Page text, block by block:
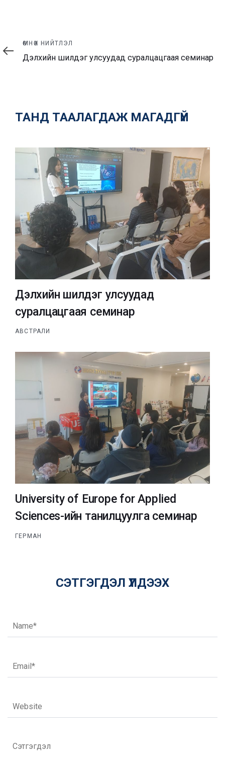
Өмнөх
нийтлэл
ӨМНӨХ НИЙТЛЭЛ
Дэлхийн шилдэг улсуудад суралцацгаая семинар
ТАНД ТААЛАГДАЖ МАГАДГҮЙ
Дэлхийн шилдэг улсуудад
суралцацгаая семинар
АВСТРАЛИ
University of Europe for Applied
Sciences-ийн танилцуулга семинар
ГЕРМАН
СЭТГЭГДЭЛ ҮЛДЭЭХ